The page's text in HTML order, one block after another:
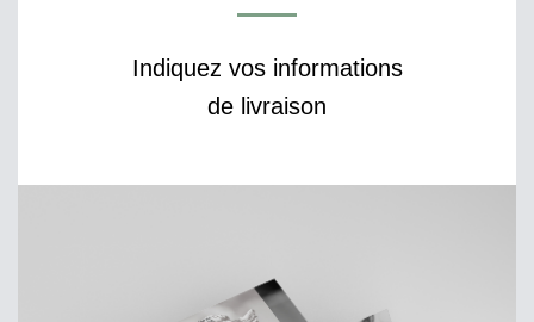
Indiquez vos informations
de livraison